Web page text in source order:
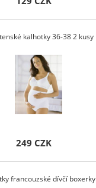
kalhotky 36-38 2 kusy
249 CZK
francouzské dívčí boxerky